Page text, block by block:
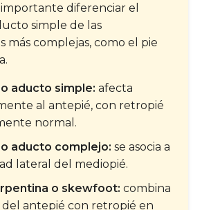
diferenciar el
simple de las
más complejas, como el pie
aducto simple: afecta
al antepié, con retropié
normal.
aducto complejo: se asocia a
lateral del mediopié.
o skewfoot: combina
antepié con retropié en